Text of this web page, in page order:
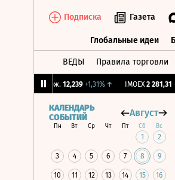
Подписка Газета
Глобальные идеи
ВЕДЫ Правила торговли
12,239 +1,31%↑ IMOEX 2 281,31 -
КАЛЕНДАРЬ
СОБЫТИЙ
Август
Пн Вт Ср Чт Пт Сб Вс
1 2
3 4 5 6 7 8 9
10 11 12 13 14 15 16